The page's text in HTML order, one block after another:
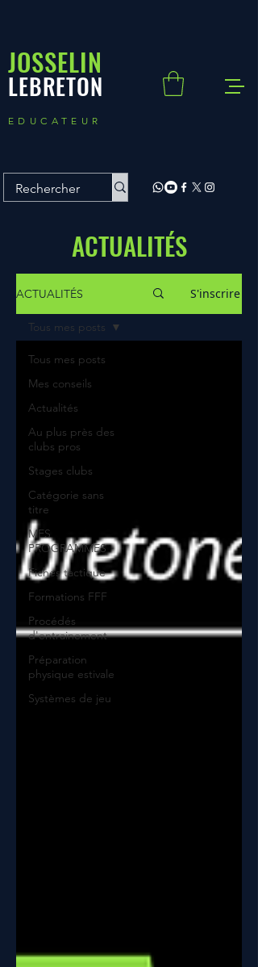
JOSSELIN
LEBRETON
EDUCATEUR
ACTUALITÉS
ACTUALITÉS S'inscrire
Tous mes posts
Mes conseils
Actualités
Au plus près des
clubs pros
Stages clubs
Catégorie sans
titre
MES
PROGRAMMES
Fiches tactique
Formations FFF
Procédés
d'entrainement
Préparation
physique estivale
Systèmes de jeu
Tous mes posts